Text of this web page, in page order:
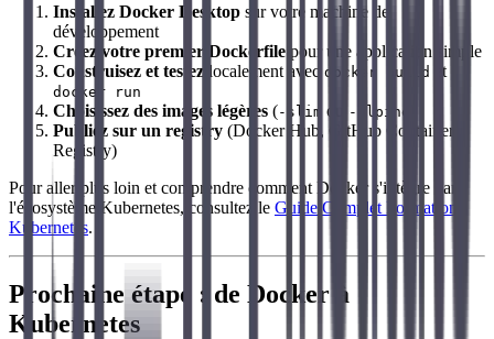
Installez Docker Desktop sur votre machine de
développement
Créez votre premier Dockerfile pour une application simple
Construisez et testez localement avec docker build et
docker run
Choisissez des images légères (-slim ou -alpine
Publiez sur un registry (Docker Hub, GitHub Container
Registry)
Pour aller plus loin et comprendre comment Docker s'intègre dans
l'écosystème Kubernetes, consultez le Guide Complet Formation
Kubernetes.
Prochaine étape : de Docker à
Kubernetes